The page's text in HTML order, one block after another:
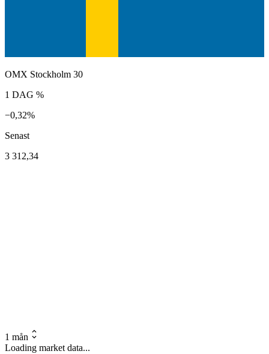
OMX Stockholm 30
1 DAG %
−0,32%
Senast
3 312,34
1 mån
Loading market data...